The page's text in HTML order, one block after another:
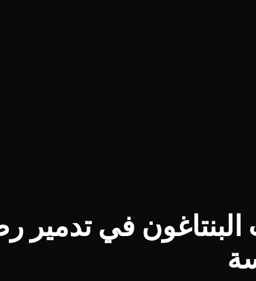
في تدمير